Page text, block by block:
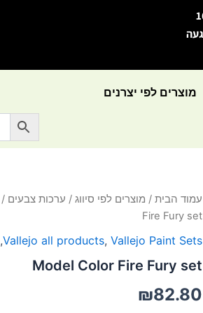
מוצרים לפי יצרנים
עמוד הבית / מוצרים לפי סיווג / ערכות צבעים /
Fire Fury set
Vallejo all products, Vallejo Paint Sets
,
Model Color Fire Fury set
₪82.80
כמות
של
Model
Color
Fury